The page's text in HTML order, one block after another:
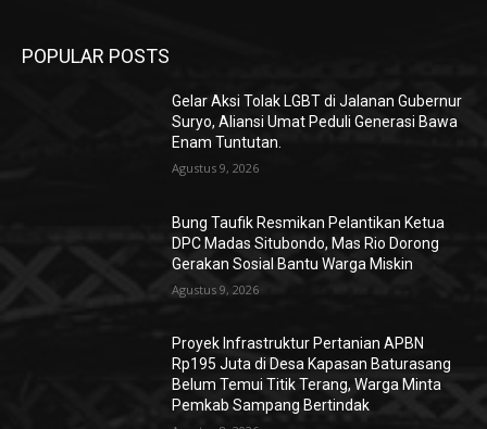
POPULAR POSTS
Gelar Aksi Tolak LGBT di Jalanan Gubernur
Suryo, Aliansi Umat Peduli Generasi Bawa
Enam Tuntutan.
Agustus 9, 2026
Bung Taufik Resmikan Pelantikan Ketua
DPC Madas Situbondo, Mas Rio Dorong
Gerakan Sosial Bantu Warga Miskin
Agustus 9, 2026
Proyek Infrastruktur Pertanian APBN
Rp195 Juta di Desa Kapasan Baturasang
Belum Temui Titik Terang, Warga Minta
Pemkab Sampang Bertindak